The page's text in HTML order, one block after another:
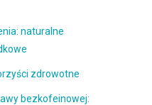
naturalne
zdrowotne
bezkofeinowej: